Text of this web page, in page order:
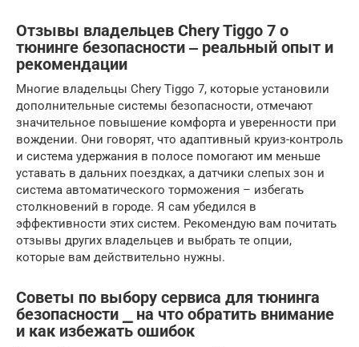
Отзывы владельцев Chery Tiggo 7 о
тюнинге безопасности ‒ реальный опыт и
рекомендации
Многие владельцы Chery Tiggo 7, которые установили
дополнительные системы безопасности, отмечают
значительное повышение комфорта и уверенности при
вождении. Они говорят, что адаптивный круиз-контроль
и система удержания в полосе помогают им меньше
уставать в дальних поездках, а датчики слепых зон и
система автоматического торможения – избегать
столкновений в городе. Я сам убедился в
эффективности этих систем. Рекомендую вам почитать
отзывы других владельцев и выбрать те опции,
которые вам действительно нужны.
Советы по выбору сервиса для тюнинга
безопасности ⎯ на что обратить внимание
и как избежать ошибок